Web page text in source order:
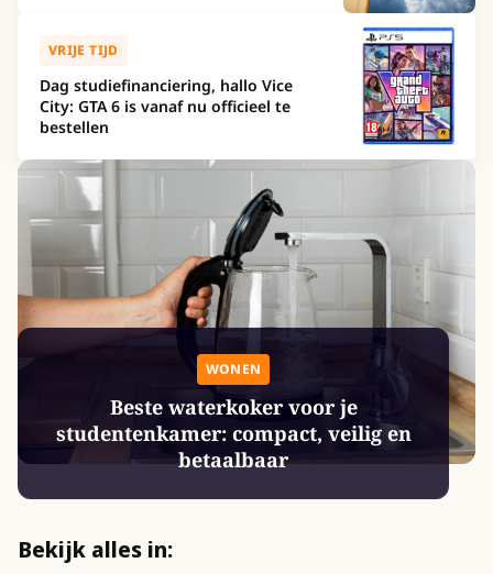
VRIJE TIJD
Dag studiefinanciering, hallo Vice
City: GTA 6 is vanaf nu officieel te
bestellen
WONEN
Beste waterkoker voor je
studentenkamer: compact, veilig en
betaalbaar
Bekijk alles in: